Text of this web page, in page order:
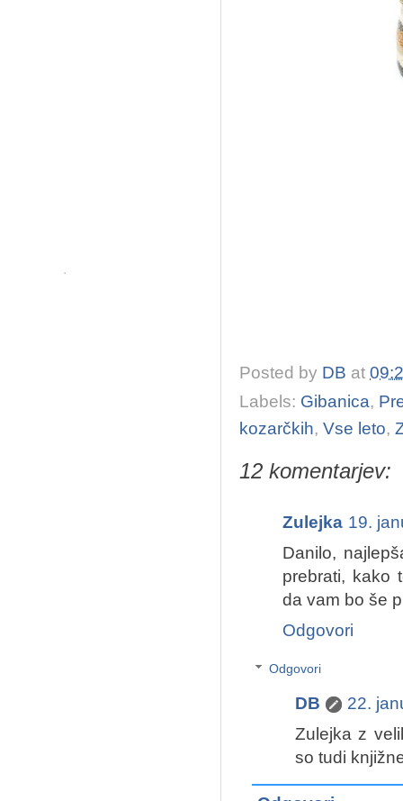
Posted by DB at
Labels: Gibanica,
kozarčkih, Vse leto,
12 komentarjev:
Zulejka 19.
Danilo,
prebrati, kako
da vam bo še
Odgovori
Odgovori
DB
22.
Zulejka z
so tudi